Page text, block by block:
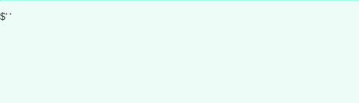
$' '